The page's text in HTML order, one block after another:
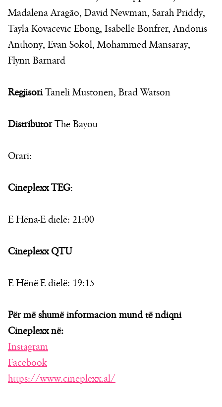
Madalena Aragão, David Newman, Sarah Priddy,
Tayla Kovacevic Ebong, Isabelle Bonfrer, Andonis
Anthony, Evan Sokol, Mohammed Mansaray,
Flynn Barnard
RegjisoriTaneli Mustonen, Brad Watson
DistributorThe Bayou
Orari:
Cineplexx TEG:
E Hëna-E dielë: 21:00
Cineplexx QTU
E Hënë-E dielë: 19:15
Për më shumë informacion mund të ndiqni
Cineplexx në:
Instagram
Facebook
https://www.cineplexx.al/